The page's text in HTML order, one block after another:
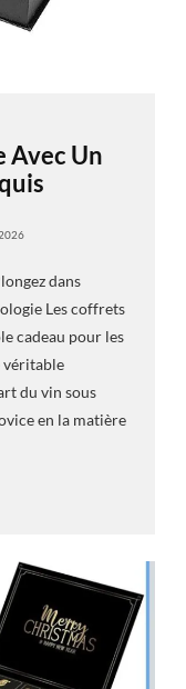
Avec Un
dans
Les coffrets
cadeau pour les
véritable
du vin sous
en la matière